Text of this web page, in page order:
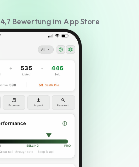
4,7 Bewertung im App Store